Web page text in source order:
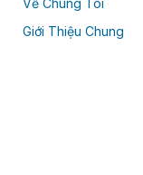
Về Chúng Tôi
Giới Thiệu Chung